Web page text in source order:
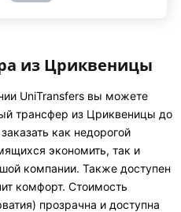
из Цриквеницы
UniTransfers вы можете
трансфер из Цриквеницы до
как недорогой
экономить, так и
компании. Также доступен
комфорт. Стоимость
прозрачна и доступна